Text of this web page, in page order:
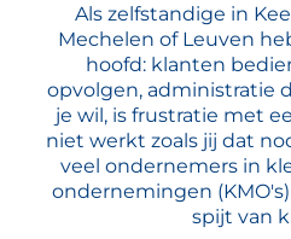
Als zelfstandige in
Mechelen of Leuven
hoofd: klanten
opvolgen, administratie
je wil, is frustratie met
niet werkt zoals jij dat
veel ondernemers in
ondernemingen
spijt van